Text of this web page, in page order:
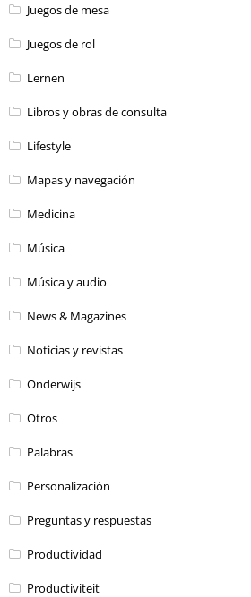
Juegos de mesa
Juegos de rol
Lernen
Libros y obras de consulta
Lifestyle
Mapas y navegación
Medicina
Música
Música y audio
News & Magazines
Noticias y revistas
Onderwijs
Otros
Palabras
Personalización
Preguntas y respuestas
Productividad
Productiviteit